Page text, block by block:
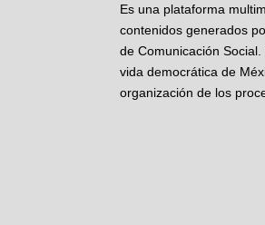
Es una plataforma
contenidos generados
de Comunicación
vida democrática de
organización de los